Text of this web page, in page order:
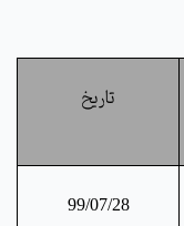
تاریخ
99/07/28